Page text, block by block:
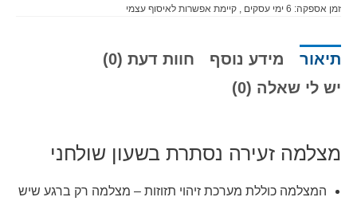
זמן אספקה: 6 ימי עסקים , קיימת אפשרות לאיסוף עצמי
תיאור מידע נוסף
חוות דעת (0)
יש לי שאלה (0)
מצלמה זעירה נסתרת בשעון שולחני
המצלמה כוללת מערכת זיהוי תזוזות – מצלמה רק ברגע שיש